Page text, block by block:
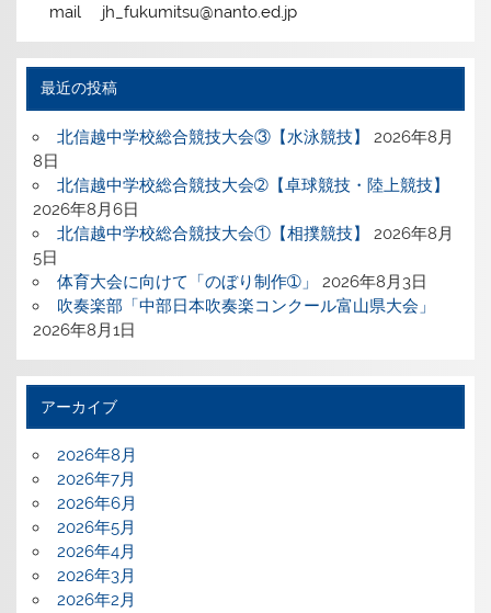
mail jh_fukumitsu@nanto.ed.jp
最近の投稿
北信越中学校総合競技大会③【水泳競技】
2026年8月
8日
北信越中学校総合競技大会➁【卓球競技・陸上競技】
2026年8月6日
北信越中学校総合競技大会①【相撲競技】
2026年8月
5日
体育大会に向けて「のぼり制作➀」
2026年8月3日
吹奏楽部「中部日本吹奏楽コンクール富山県大会」
2026年8月1日
アーカイブ
2026年8月
2026年7月
2026年6月
2026年5月
2026年4月
2026年3月
2026年2月